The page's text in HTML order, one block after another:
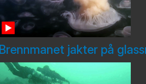
Brennmanet jakter på